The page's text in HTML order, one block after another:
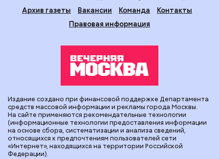
Архив газеты
Вакансии Команда
Контакты
Правовая информация
Издание создано при финансовой поддержке Департамента
средств массовой информации и рекламы города Москвы.
На сайте применяются рекомендательные технологии
(информационные технологии предоставления информации
на основе сбора, систематизации и анализа сведений,
относящихся к предпочтениям пользователей сети
«Интернет», находящихся на территории Российской
Федерации).